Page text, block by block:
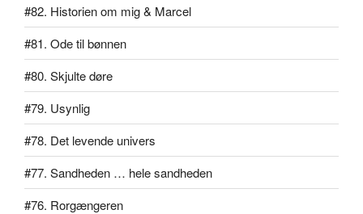
#82. Historien om mig & Marcel
#81. Ode til bønnen
#80. Skjulte døre
#79. Usynlig
#78. Det levende univers
#77. Sandheden … hele sandheden
#76. Rorgængeren